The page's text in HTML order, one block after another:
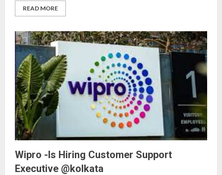
READ MORE
Wipro -Is Hiring Customer Support
Executive @kolkata